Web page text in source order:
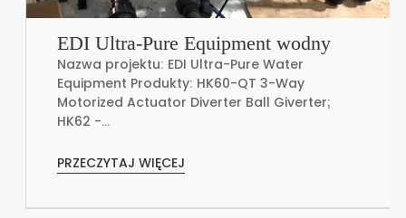
EDI Ultra-Pure Equipment wodny
Nazwa projektu: EDI Ultra-Pure Water
Equipment Produkty: HK60-QT 3-Way
Motorized Actuator Diverter Ball Giverter;
HK62 -...
PRZECZYTAJ WIĘCEJ